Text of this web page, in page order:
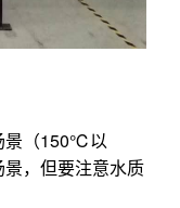
景（150℃以
，但要注意水质